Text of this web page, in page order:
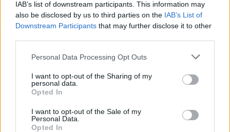
IAB’s list of downstream participants. This information may
also be disclosed by us to third parties on the IAB’s List of
Downstream Participants that may further disclose it to other
Personal Data Processing Opt Outs
I want to opt-out of the Sharing of my
personal data.
Opted In
I want to opt-out of the Sale of my
Personal Data.
Opted In
Publicidad